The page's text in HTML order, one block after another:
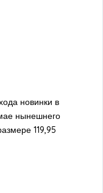
новинки в
нынешнего
119,95